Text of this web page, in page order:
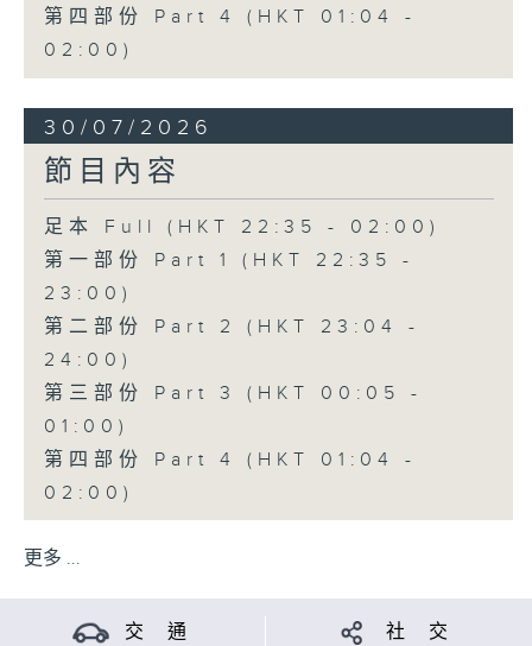
第四部份 Part 4 (HKT 01:04 -
02:00)
30/07/2026
節目內容
足本 Full (HKT 22:35 - 02:00)
第一部份 Part 1 (HKT 22:35 -
23:00)
第二部份 Part 2 (HKT 23:04 -
24:00)
第三部份 Part 3 (HKT 00:05 -
01:00)
第四部份 Part 4 (HKT 01:04 -
02:00)
更多 ...
交 通 社 交